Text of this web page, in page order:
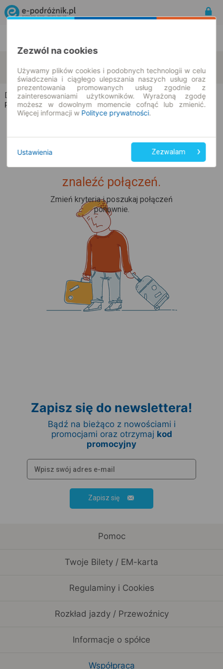
08.08.2026 | -- : --
zmień kryteria
Dalewo → Wyrzeka
Rozkład jazdy i bilety
Upss... Nie udało nam się
znaleźć połączeń.
Zmień kryteria i poszukaj połączeń
ponownie.
Zapisz się do newslettera!
Bądź na bieżąco z nowościami i
promocjami oraz otrzymaj kod
promocyjny
Zapisz się
Pomoc
Twoje Bilety / EM-karta
Regulaminy i Cookies
Rozkład jazdy / Przewoźnicy
Informacje o spółce
Współpraca
Zezwól na cookies
Używamy plików cookies i podobnych technologii w celu
świadczenia i ciągłego ulepszania naszych usług oraz
prezentowania promowanych usług zgodnie z
zainteresowaniami użytkowników. Wyrażoną zgodę
możesz w dowolnym momencie cofnąć lub zmienić.
Więcej informacji w Polityce prywatności.
Ustawienia Zezwalam